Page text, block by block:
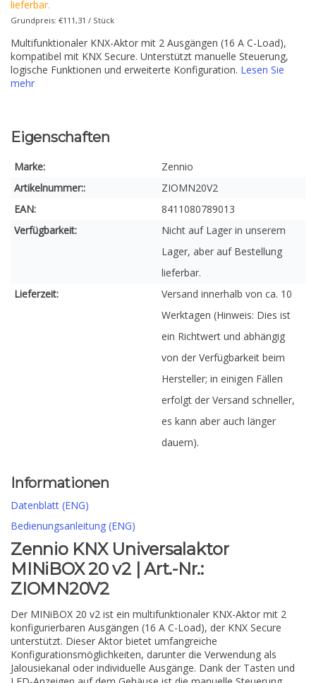
lieferbar.
Grundpreis: €111,31 / Stück
Multifunktionaler KNX-Aktor mit 2 Ausgängen (16 A C-Load),
kompatibel mit KNX Secure. Unterstützt manuelle Steuerung,
logische Funktionen und erweiterte Konfiguration. Lesen Sie
mehr
Eigenschaften
Marke:
Zennio
Artikelnummer::
ZIOMN20V2
EAN:
8411080789013
Verfügbarkeit:
Nicht auf Lager in unserem
Lager, aber auf Bestellung
lieferbar.
Lieferzeit:
Versand innerhalb von ca. 10
Werktagen (Hinweis: Dies ist
ein Richtwert und abhängig
von der Verfügbarkeit beim
Hersteller; in einigen Fällen
erfolgt der Versand schneller,
es kann aber auch länger
dauern).
Informationen
Datenblatt (ENG)
Bedienungsanleitung (ENG)
Zennio KNX Universalaktor
MINiBOX 20 v2 | Art.-Nr.:
ZIOMN20V2
Der MINiBOX 20 v2 ist ein multifunktionaler KNX-Aktor mit 2
konfigurierbaren Ausgängen (16 A C-Load), der KNX Secure
unterstützt. Dieser Aktor bietet umfangreiche
Konfigurationsmöglichkeiten, darunter die Verwendung als
Jalousiekanal oder individuelle Ausgänge. Dank der Tasten und